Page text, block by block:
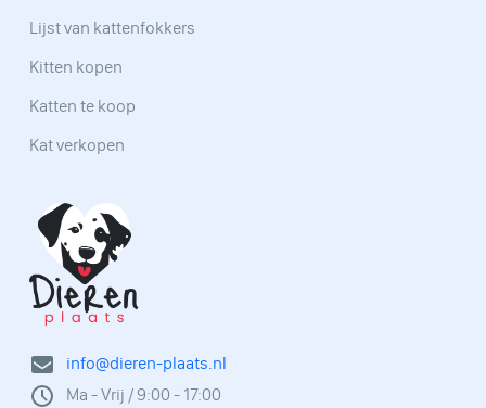
info@dieren-plaats.nl
Ma - Vrij / 9:00 - 17:00
Lijst van kattenfokkers
Kitten kopen
Katten te koop
Kat verkopen